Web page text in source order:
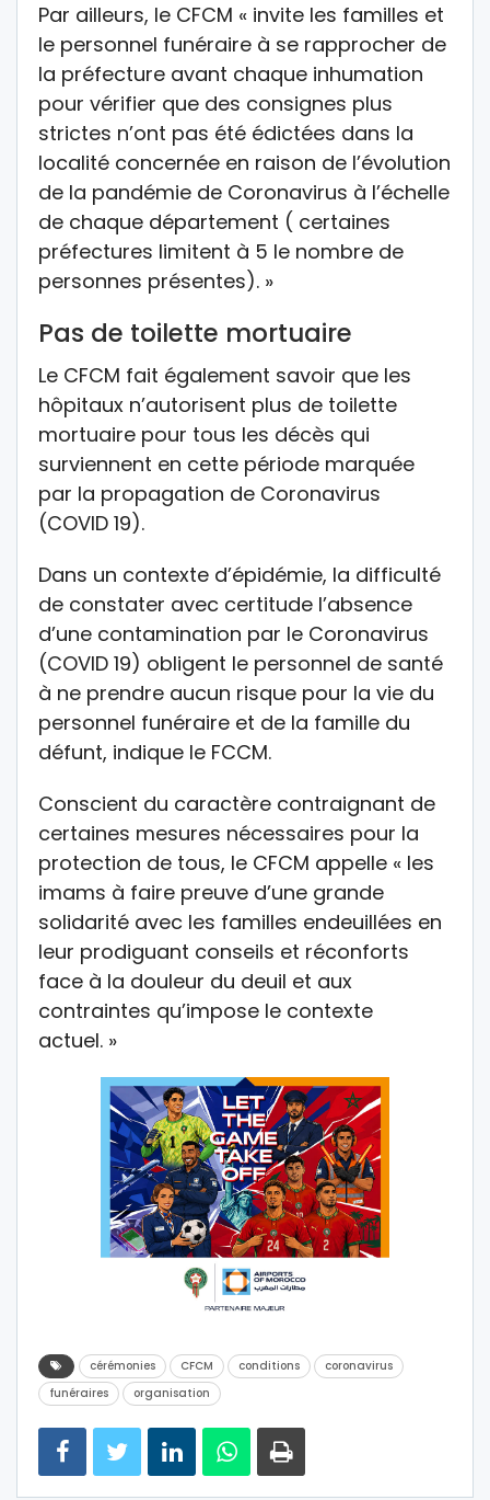
Par ailleurs, le CFCM « invite les familles et
le personnel funéraire à se rapprocher de
la préfecture avant chaque inhumation
pour vérifier que des consignes plus
strictes n’ont pas été édictées dans la
localité concernée en raison de l’évolution
de la pandémie de Coronavirus à l’échelle
de chaque département ( certaines
préfectures limitent à 5 le nombre de
personnes présentes). »
Pas de toilette mortuaire
Le CFCM fait également savoir que les
hôpitaux n’autorisent plus de toilette
mortuaire pour tous les décès qui
surviennent en cette période marquée
par la propagation de Coronavirus
(COVID 19).
Dans un contexte d’épidémie, la difficulté
de constater avec certitude l’absence
d’une contamination par le Coronavirus
(COVID 19) obligent le personnel de santé
à ne prendre aucun risque pour la vie du
personnel funéraire et de la famille du
défunt, indique le FCCM.
Conscient du caractère contraignant de
certaines mesures nécessaires pour la
protection de tous, le CFCM appelle « les
imams à faire preuve d’une grande
solidarité avec les familles endeuillées en
leur prodiguant conseils et réconforts
face à la douleur du deuil et aux
contraintes qu’impose le contexte
actuel. »
cérémonies CFCM conditions
coronavirus
funéraires
organisation